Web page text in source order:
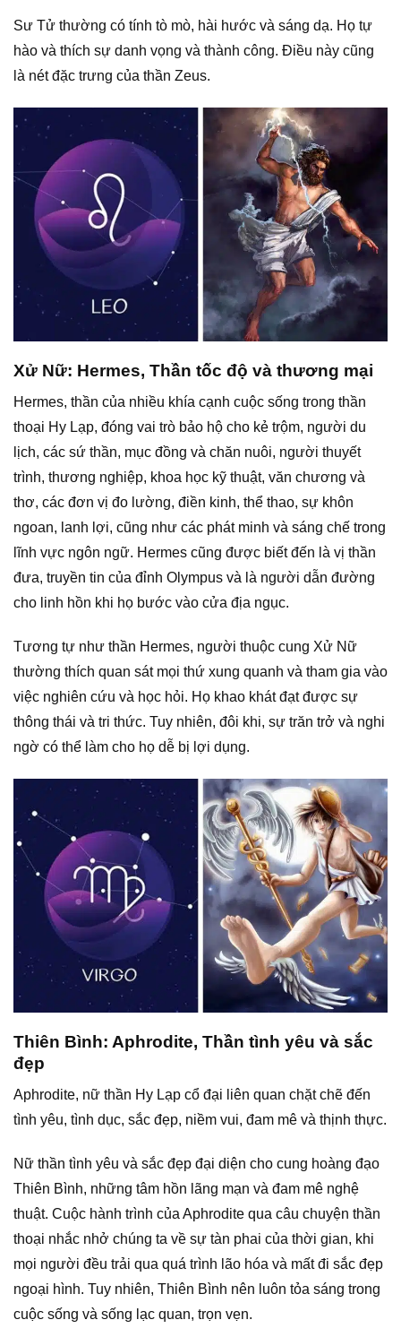
Sư Tử thường có tính tò mò, hài hước và sáng dạ. Họ tự
hào và thích sự danh vọng và thành công. Điều này cũng
là nét đặc trưng của thần Zeus.
Xử Nữ: Hermes, Thần tốc độ và thương mại
Hermes, thần của nhiều khía cạnh cuộc sống trong thần
thoại Hy Lạp, đóng vai trò bảo hộ cho kẻ trộm, người du
lịch, các sứ thần, mục đồng và chăn nuôi, người thuyết
trình, thương nghiệp, khoa học kỹ thuật, văn chương và
thơ, các đơn vị đo lường, điền kinh, thể thao, sự khôn
ngoan, lanh lợi, cũng như các phát minh và sáng chế trong
lĩnh vực ngôn ngữ. Hermes cũng được biết đến là vị thần
đưa, truyền tin của đỉnh Olympus và là người dẫn đường
cho linh hồn khi họ bước vào cửa địa ngục.
Tương tự như thần Hermes, người thuộc cung Xử Nữ
thường thích quan sát mọi thứ xung quanh và tham gia vào
việc nghiên cứu và học hỏi. Họ khao khát đạt được sự
thông thái và tri thức. Tuy nhiên, đôi khi, sự trăn trở và nghi
ngờ có thể làm cho họ dễ bị lợi dụng.
Thiên Bình: Aphrodite, Thần tình yêu và sắc
đẹp
Aphrodite, nữ thần Hy Lạp cổ đại liên quan chặt chẽ đến
tình yêu, tình dục, sắc đẹp, niềm vui, đam mê và thịnh thực.
Nữ thần tình yêu và sắc đẹp đại diện cho cung hoàng đạo
Thiên Bình, những tâm hồn lãng mạn và đam mê nghệ
thuật. Cuộc hành trình của Aphrodite qua câu chuyện thần
thoại nhắc nhở chúng ta về sự tàn phai của thời gian, khi
mọi người đều trải qua quá trình lão hóa và mất đi sắc đẹp
ngoại hình. Tuy nhiên, Thiên Bình nên luôn tỏa sáng trong
cuộc sống và sống lạc quan, trọn vẹn.